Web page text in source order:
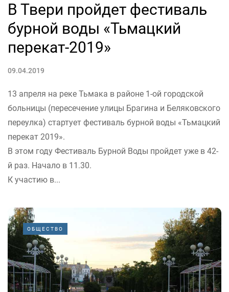
В Твери пройдет фестиваль
бурной воды «Тьмацкий
перекат-2019»
09.04.2019
13 апреля на реке Тьмака в районе 1-ой городской
больницы (пересечение улицы Брагина и Беляковского
переулка) стартует фестиваль бурной воды «Тьмацкий
перекат 2019».
В этом году Фестиваль Бурной Воды пройдет уже в 42-
й раз. Начало в 11.30.
К участию в...
ОБЩЕСТВО